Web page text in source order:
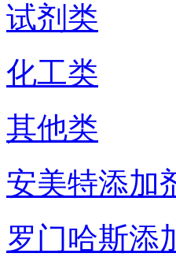
试剂类
化工类
其他类
安美特添加
罗门哈斯添